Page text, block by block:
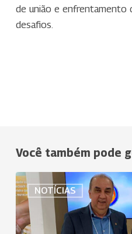
de união e enfrentamento
desafios.
Você também pode
NOTÍCIAS
Uniodonto
João
Pessoa
marca